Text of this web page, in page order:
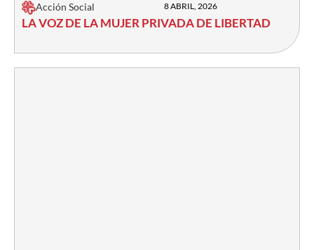
Acción Social 8 ABRIL, 2026
LA VOZ DE LA MUJER PRIVADA DE LIBERTAD